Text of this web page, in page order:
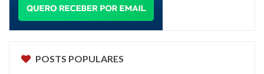
POSTS POPULARES